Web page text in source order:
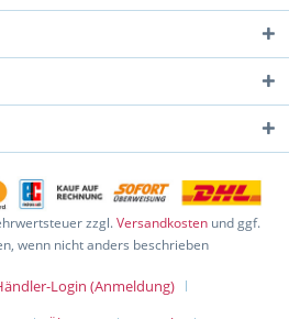
zzgl.Versandkosten und ggf.
wenn nicht anders beschrieben
Login (Anmeldung)